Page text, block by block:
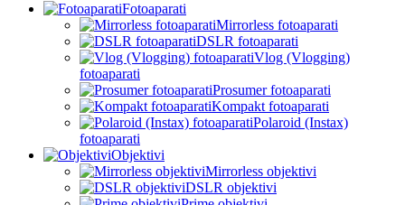
Fotoaparati
Mirrorless fotoaparati
DSLR fotoaparati
Vlog (Vlogging)
fotoaparati
Prosumer fotoaparati
Kompakt fotoaparati
Polaroid (Instax)
fotoaparati
Objektivi
Mirrorless objektivi
DSLR objektivi